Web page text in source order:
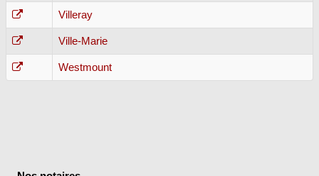
Villeray
Ville-Marie
Westmount